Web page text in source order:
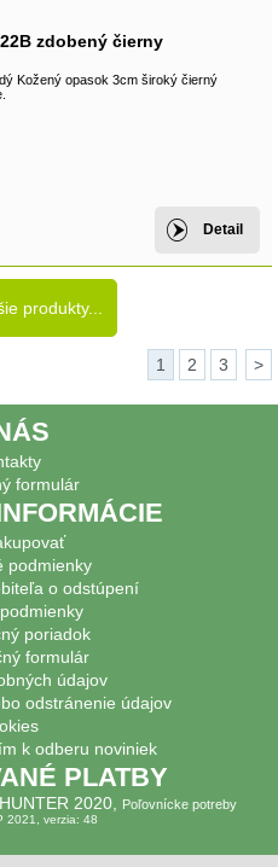
zdobený čierny
Kožený opasok 3cm široký čierný
Detail
produkty...
1 2 3 >
formulár
podmienky
o odstúpení
poriadok
formulár
údajov
odstránenie údajov
k odberu noviniek
PLATBY
2020, Poľovnícke potreby
2021, verzia: 48